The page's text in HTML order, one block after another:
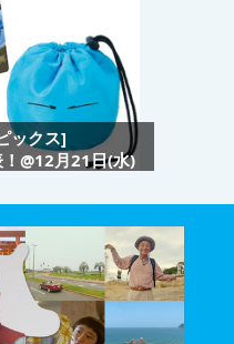
ックス]
@12月21日(水)